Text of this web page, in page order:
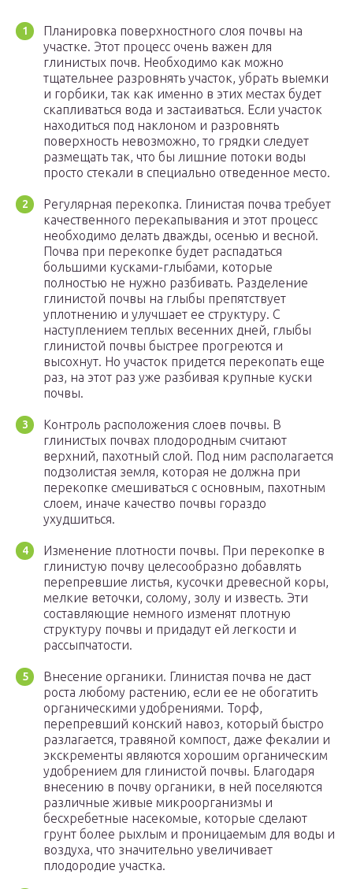
Планировка поверхностного слоя почвы на
участке. Этот процесс очень важен для
глинистых почв. Необходимо как можно
тщательнее разровнять участок, убрать выемки
и горбики, так как именно в этих местах будет
скапливаться вода и застаиваться. Если участок
находиться под наклоном и разровнять
поверхность невозможно, то грядки следует
размещать так, что бы лишние потоки воды
просто стекали в специально отведенное место.
Регулярная перекопка. Глинистая почва требует
качественного перекапывания и этот процесс
необходимо делать дважды, осенью и весной.
Почва при перекопке будет распадаться
большими кусками-глыбами, которые
полностью не нужно разбивать. Разделение
глинистой почвы на глыбы препятствует
уплотнению и улучшает ее структуру. С
наступлением теплых весенних дней, глыбы
глинистой почвы быстрее прогреются и
высохнут. Но участок придется перекопать еще
раз, на этот раз уже разбивая крупные куски
почвы.
Контроль расположения слоев почвы. В
глинистых почвах плодородным считают
верхний, пахотный слой. Под ним располагается
подзолистая земля, которая не должна при
перекопке смешиваться с основным, пахотным
слоем, иначе качество почвы гораздо
ухудшиться.
Изменение плотности почвы. При перекопке в
глинистую почву целесообразно добавлять
перепревшие листья, кусочки древесной коры,
мелкие веточки, солому, золу и известь. Эти
составляющие немного изменят плотную
структуру почвы и придадут ей легкости и
рассыпчатости.
Внесение органики. Глинистая почва не даст
роста любому растению, если ее не обогатить
органическими удобрениями. Торф,
перепревший конский навоз, который быстро
разлагается, травяной компост, даже фекалии и
экскременты являются хорошим органическим
удобрением для глинистой почвы. Благодаря
внесению в почву органики, в ней поселяются
различные живые микроорганизмы и
бесхребетные насекомые, которые сделают
грунт более рыхлым и проницаемым для воды и
воздуха, что значительно увеличивает
плодородие участка.